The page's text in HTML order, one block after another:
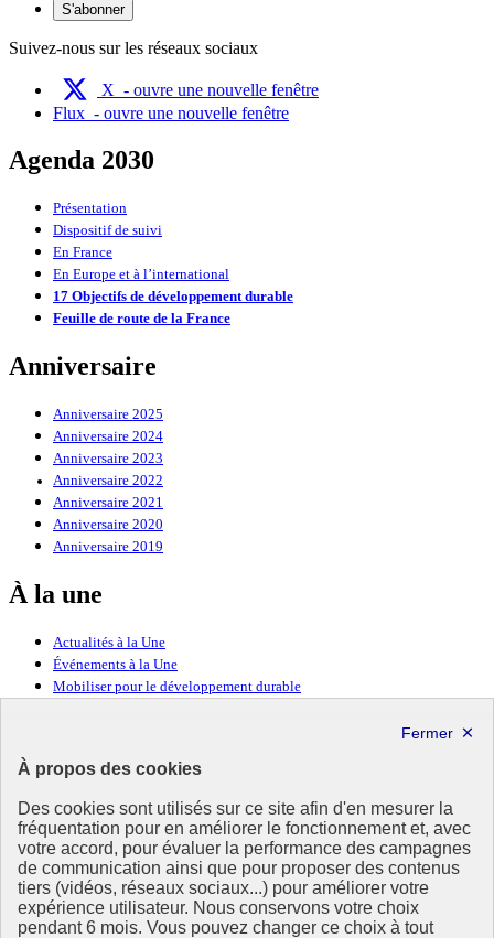
À propos des cookies
Des cookies sont utilisés sur ce site afin d'en mesurer la
fréquentation pour en améliorer le fonctionnement et, avec
votre accord, pour évaluer la performance des campagnes
de communication ainsi que pour proposer des contenus
tiers (vidéos, réseaux sociaux...) pour améliorer votre
expérience utilisateur. Nous conservons votre choix
pendant 6 mois. Vous pouvez changer ce choix à tout
S'abonner
Suivez-nous sur les réseaux sociaux
X - ouvre une nouvelle fenêtre
Flux - ouvre une nouvelle fenêtre
Agenda 2030
Présentation
Dispositif de suivi
En France
En Europe et à l’international
17 Objectifs de développement durable
Feuille de route de la France
Anniversaire
Anniversaire 2025
Anniversaire 2024
Anniversaire 2023
Anniversaire 2022
Anniversaire 2021
Anniversaire 2020
Anniversaire 2019
À la une
Actualités à la Une
Événements à la Une
Mobiliser pour le développement durable
Ressources
Ressources
La Méth’ODD
Gouvernement
Ce site propose l’information de référence concernant l’Agenda